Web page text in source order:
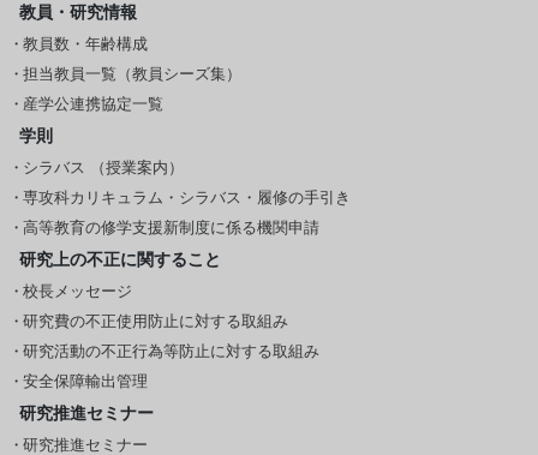
教員・研究情報
教員数・年齢構成
担当教員一覧（教員シーズ集）
産学公連携協定一覧
学則
シラバス （授業案内）
専攻科カリキュラム・シラバス・履修の手引き
高等教育の修学支援新制度に係る機関申請
研究上の不正に関すること
校長メッセージ
研究費の不正使用防止に対する取組み
研究活動の不正行為等防止に対する取組み
安全保障輸出管理
研究推進セミナー
研究推進セミナー